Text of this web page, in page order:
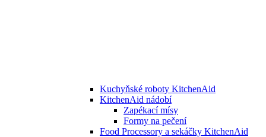
Kuchyňské roboty KitchenAid
KitchenAid nádobí
Zapékací mísy
Formy na pečení
Food Processory a sekáčky KitchenAid